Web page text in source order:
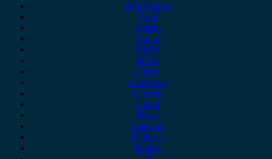
Alfa Romeo
Audi
Austin
Acura
BMW
BYD
Chery
Chevrolet
Citroen
Cupra
Dacia
Daewoo
Daihatsu
Dodge